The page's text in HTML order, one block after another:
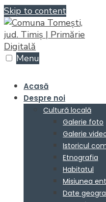
Skip to content
Menu
Acasă
Despre noi
Cultură locală
Galerie foto
Galerie
Istoricul
Etnografia
Habitatul
Misiunea
Date